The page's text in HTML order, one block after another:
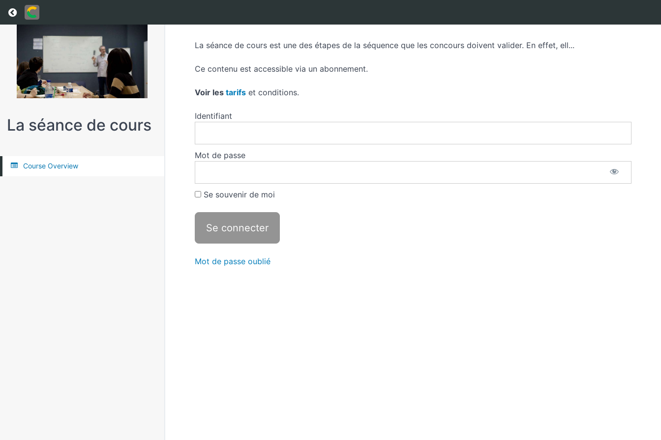
Return to all courses
La séance de cours
Course Overview
La séance de cours est une des étapes de la séquence que les concours doivent valider. En effet, ell...
Ce contenu est accessible via un abonnement.
Voir les tarifs et conditions.
Identifiant
Mot de passe
Se souvenir de moi
Mot de passe oublié